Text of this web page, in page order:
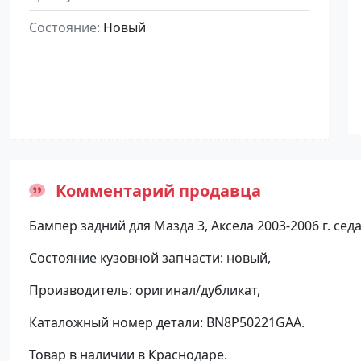
Состояние Новый
Комментарий продавца
Бампер задний для Мазда 3, Аксела 2003-2006 г.
Состояние кузовной запчасти: новый,
Производитель: оригинал/дубликат,
Каталожный номер детали: BN8P50221GAA.
Товар в наличии в Краснодаре.